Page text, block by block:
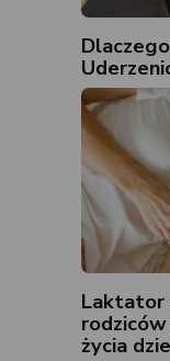
Laktator
życia